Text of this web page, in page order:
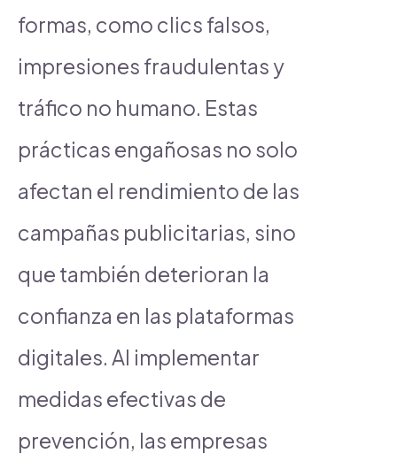
formas, como clics falsos,
impresiones fraudulentas y
tráfico no humano. Estas
prácticas engañosas no solo
afectan el rendimiento de las
campañas publicitarias, sino
que también deterioran la
confianza en las plataformas
digitales. Al implementar
medidas efectivas de
prevención, las empresas